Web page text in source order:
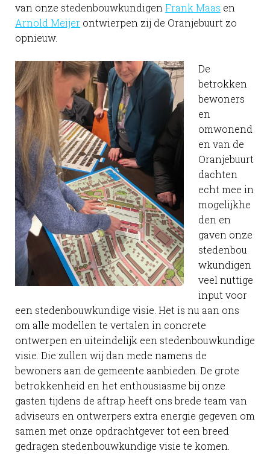
van onze stedenbouwkundigen Frank Maas en
Arnold Meijer ontwierpen zij de Oranjebuurt zo
opnieuw.
De
betrokken
bewoners
en
omwonend
en van de
Oranjebuurt
dachten
echt mee in
mogelijkhe
den en
gaven onze
stedenbou
wkundigen
veel nuttige
input voor
een stedenbouwkundige visie. Het is nu aan ons
om alle modellen te vertalen in concrete
ontwerpen en uiteindelijk een stedenbouwkundige
visie. Die zullen wij dan mede namens de
bewoners aan de gemeente aanbieden. De grote
betrokkenheid en het enthousiasme bij onze
gasten tijdens de aftrap heeft ons brede team van
adviseurs en ontwerpers extra energie gegeven om
samen met onze opdrachtgever tot een breed
gedragen stedenbouwkundige visie te komen.